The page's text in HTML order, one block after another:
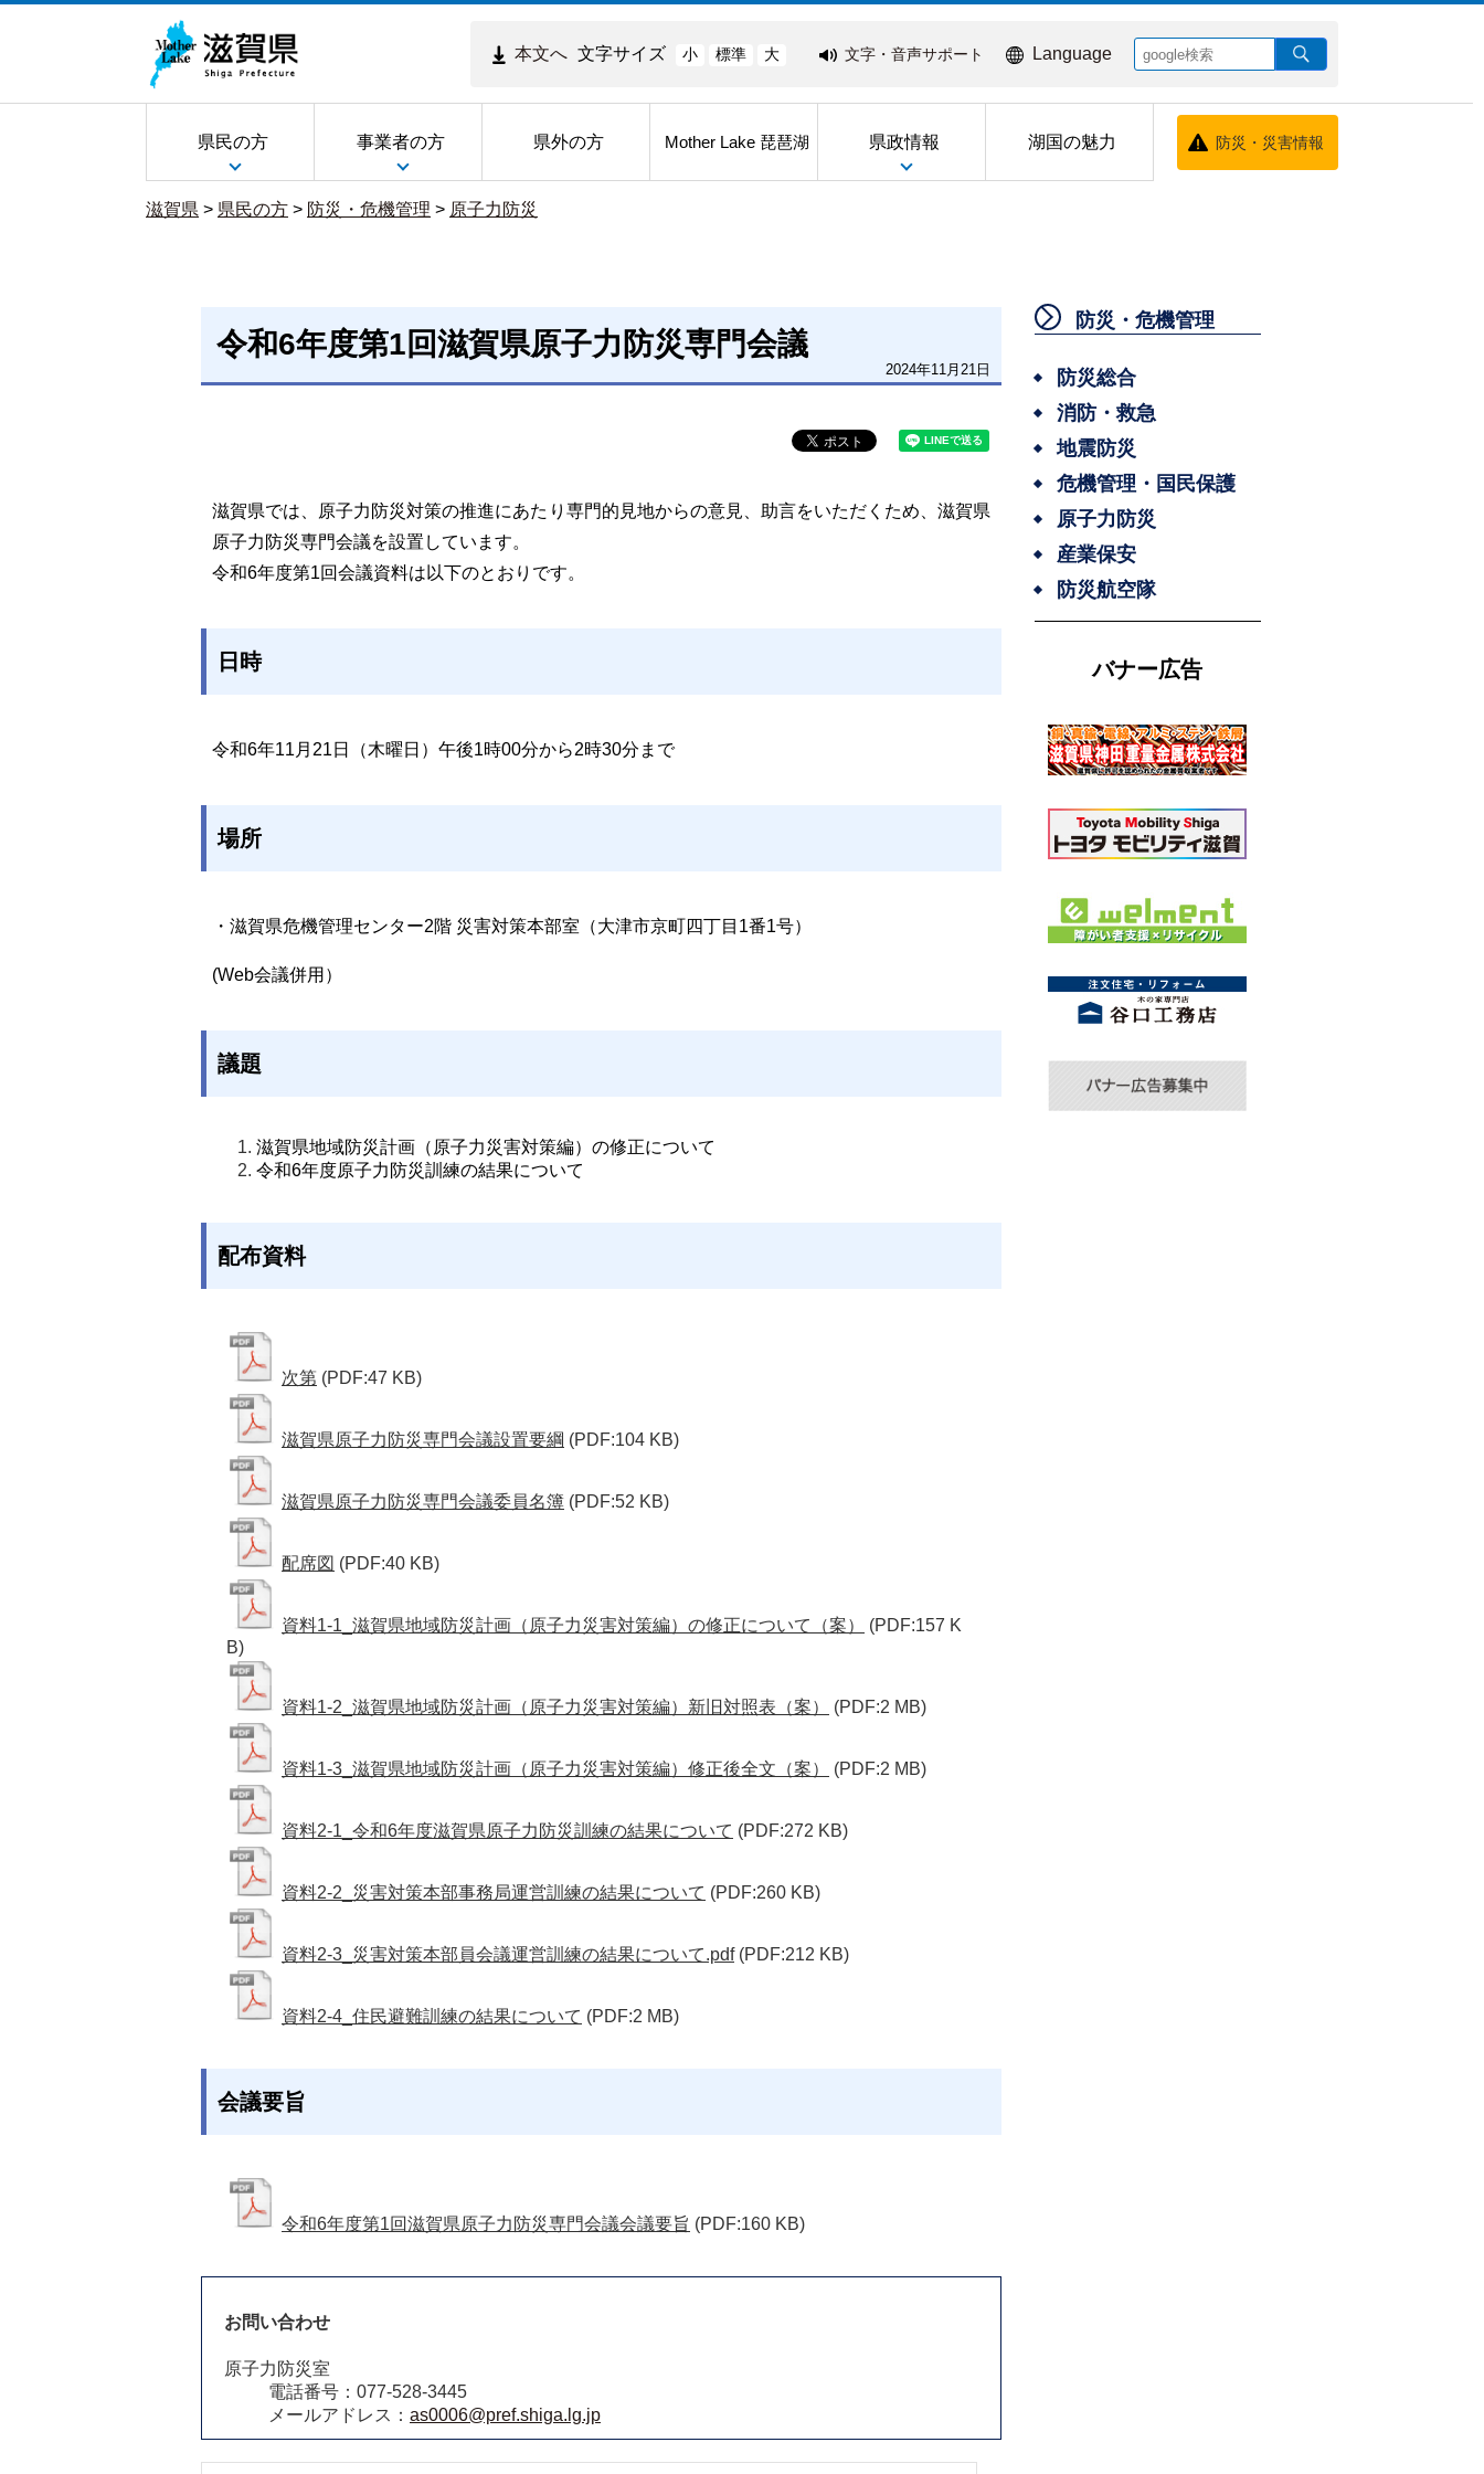
本文へ 文字サイズ 小 標準 大 文字・音声サポート Language
県民の方 事業者の方 県外の方 Mother Lake 琵琶湖 県政情報 湖国の魅力 防災・災害情報
滋賀県 > 県民の方 > 防災・危機管理 > 原子力防災
令和6年度第1回滋賀県原子力防災専門会議
2024年11月21日
滋賀県では、原子力防災対策の推進にあたり専門的見地からの意見、助言をいただくため、滋賀県
原子力防災専門会議を設置しています。
令和6年度第1回会議資料は以下のとおりです。
日時
令和6年11月21日（木曜日）午後1時00分から2時30分まで
場所
・滋賀県危機管理センター2階 災害対策本部室（大津市京町四丁目1番1号）
(Web会議併用）
議題
滋賀県地域防災計画（原子力災害対策編）の修正について
令和6年度原子力防災訓練の結果について
配布資料
次第 (PDF:47 KB)
滋賀県原子力防災専門会議設置要綱 (PDF:104 KB)
滋賀県原子力防災専門会議委員名簿 (PDF:52 KB)
配席図 (PDF:40 KB)
資料1-1_滋賀県地域防災計画（原子力災害対策編）の修正について（案）
(PDF:157 K
B)
資料1-2_滋賀県地域防災計画（原子力災害対策編）新旧対照表（案） (PDF:2 MB)
資料1-3_滋賀県地域防災計画（原子力災害対策編）修正後全文（案） (PDF:2 MB)
資料2-1_令和6年度滋賀県原子力防災訓練の結果について (PDF:272 KB)
資料2-2_災害対策本部事務局運営訓練の結果について (PDF:260 KB)
資料2-3_災害対策本部員会議運営訓練の結果について.pdf (PDF:212 KB)
資料2-4_住民避難訓練の結果について (PDF:2 MB)
会議要旨
令和6年度第1回滋賀県原子力防災専門会議会議要旨 (PDF:160 KB)
お問い合わせ
原子力防災室
電話番号：077-528-3445
メールアドレス： as0006@pref.shiga.lg.jp
防災・危機管理
防災総合
消防・救急
地震防災
危機管理・国民保護
原子力防災
産業保安
防災航空隊
バナー広告